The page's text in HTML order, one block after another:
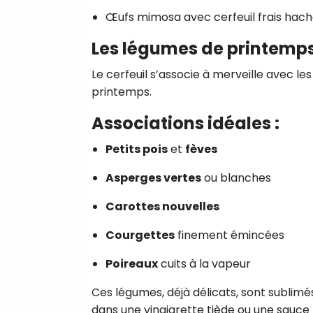
Œufs mimosa avec cerfeuil frais
Les légumes de
Le cerfeuil s’associe à merveille avec les
printemps.
Associations idéales :
Petits poiset fèves
Asperges vertesou blanches
Carottes nouvelles
Courgettes finement émincées
Poireauxcuits à la vapeur
Ces légumes, déjà délicats, sont
dans une vinaigrette tiède ou une sauce